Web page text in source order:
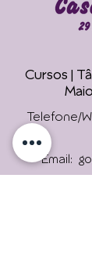
Faça
Cursos |
Telefone/
Email: